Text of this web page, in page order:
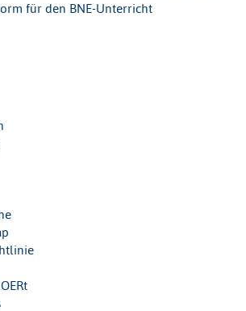
für den BNE-Unterricht